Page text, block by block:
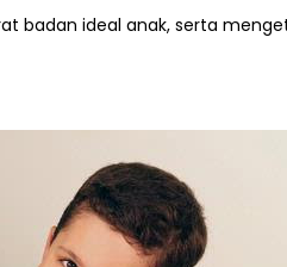
badan ideal anak, serta